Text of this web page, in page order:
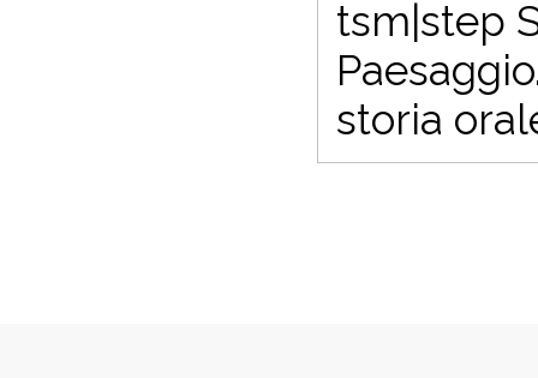
tsm|step
storia